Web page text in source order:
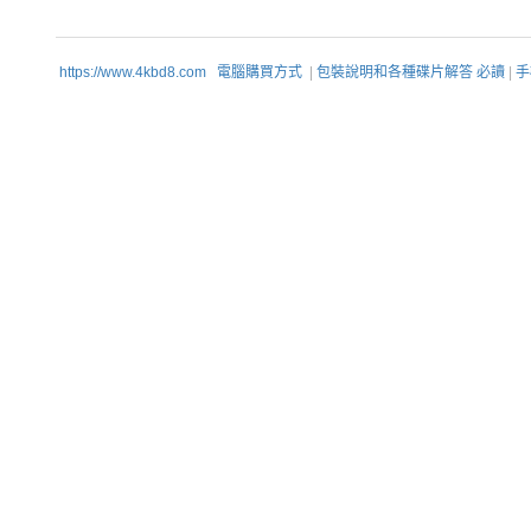
https://www.4kbd8.com 電腦購買方式 包裝說明和各種碟片解答 必讀